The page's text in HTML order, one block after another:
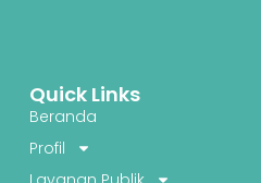
Quick Links
Beranda
Profil